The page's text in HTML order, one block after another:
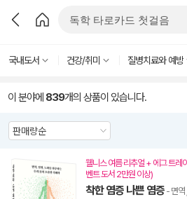
국내도서 건강/취미 질병치료와 예방
이 분야에 839개의 상품이 있습니다.
웰니스 여름 리추얼 + 에그 트레
벤트 도서 2만원 이상)
착한 염증 나쁜 염증 - 면역